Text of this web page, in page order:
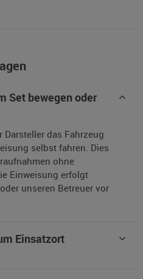
Set bewegen oder
Darsteller das Fahrzeug
selbst fahren. Dies
ohne
Einweisung erfolgt
unseren Betreuer vor
Einsatzort